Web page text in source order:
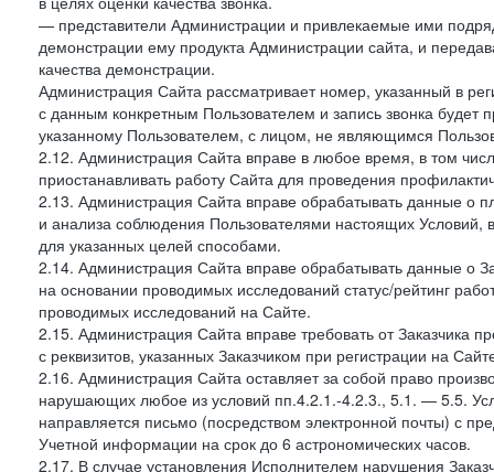
— представители Администрации и привлекаемые ими
демонстрации ему продукта Администрации сайта, и
качества демонстрации.
Администрация Сайта рассматривает номер, указанный в
с данным конкретным Пользователем и запись звонка будет
указанному Пользователем, с лицом, не являющимся
2.12. Администрация Сайта вправе в любое время, в том
приостанавливать работу Сайта для проведения
2.13. Администрация Сайта вправе обрабатывать данные о
и анализа соблюдения Пользователями настоящих
для указанных целей способами.
2.14. Администрация Сайта вправе обрабатывать данные о
на основании проводимых исследований статус/рейтинг
проводимых исследований на Сайте.
2.15. Администрация Сайта вправе требовать от Заказчика
с реквизитов, указанных Заказчиком при регистрации на
2.16. Администрация Сайта оставляет за собой право
нарушающих любое из условий пп.4.2.1.-4.2.3., 5.1. — 5.5.
направляется письмо (посредством электронной почты) с
Учетной информации на срок до 6 астрономических часов.
2.17. В случае установления Исполнителем нарушения